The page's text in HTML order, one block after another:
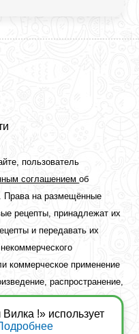
пользователь
соглашениемоб
Права на размещённые
рецепты, принадлежат их
и передавать их
коммерческое применение
распространение,
лишь при наличии
правообладателя.
!» использует